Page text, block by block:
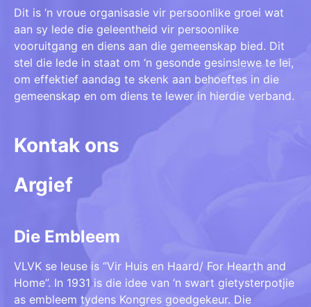
Dit is ‘n vroue organisasie vir persoonlike groei wat
aan sy lede die geleentheid vir persoonlike
vooruitgang en diens aan die gemeenskap bied. Dit
stel die lede in staat om ‘n gesonde gesinslewe te lei,
om effektief aandag te skenk aan behoeftes in die
gemeenskap en om diens te lewer in hierdie verband.
Kontak ons
Argief
Die Embleem
VLVK se leuse is “Vir Huis en Haard/ For Hearth and
Home”. In 1931 is die idee van ‘n swart gietysterpotjie
as embleem tydens Kongres goedgekeur. Die